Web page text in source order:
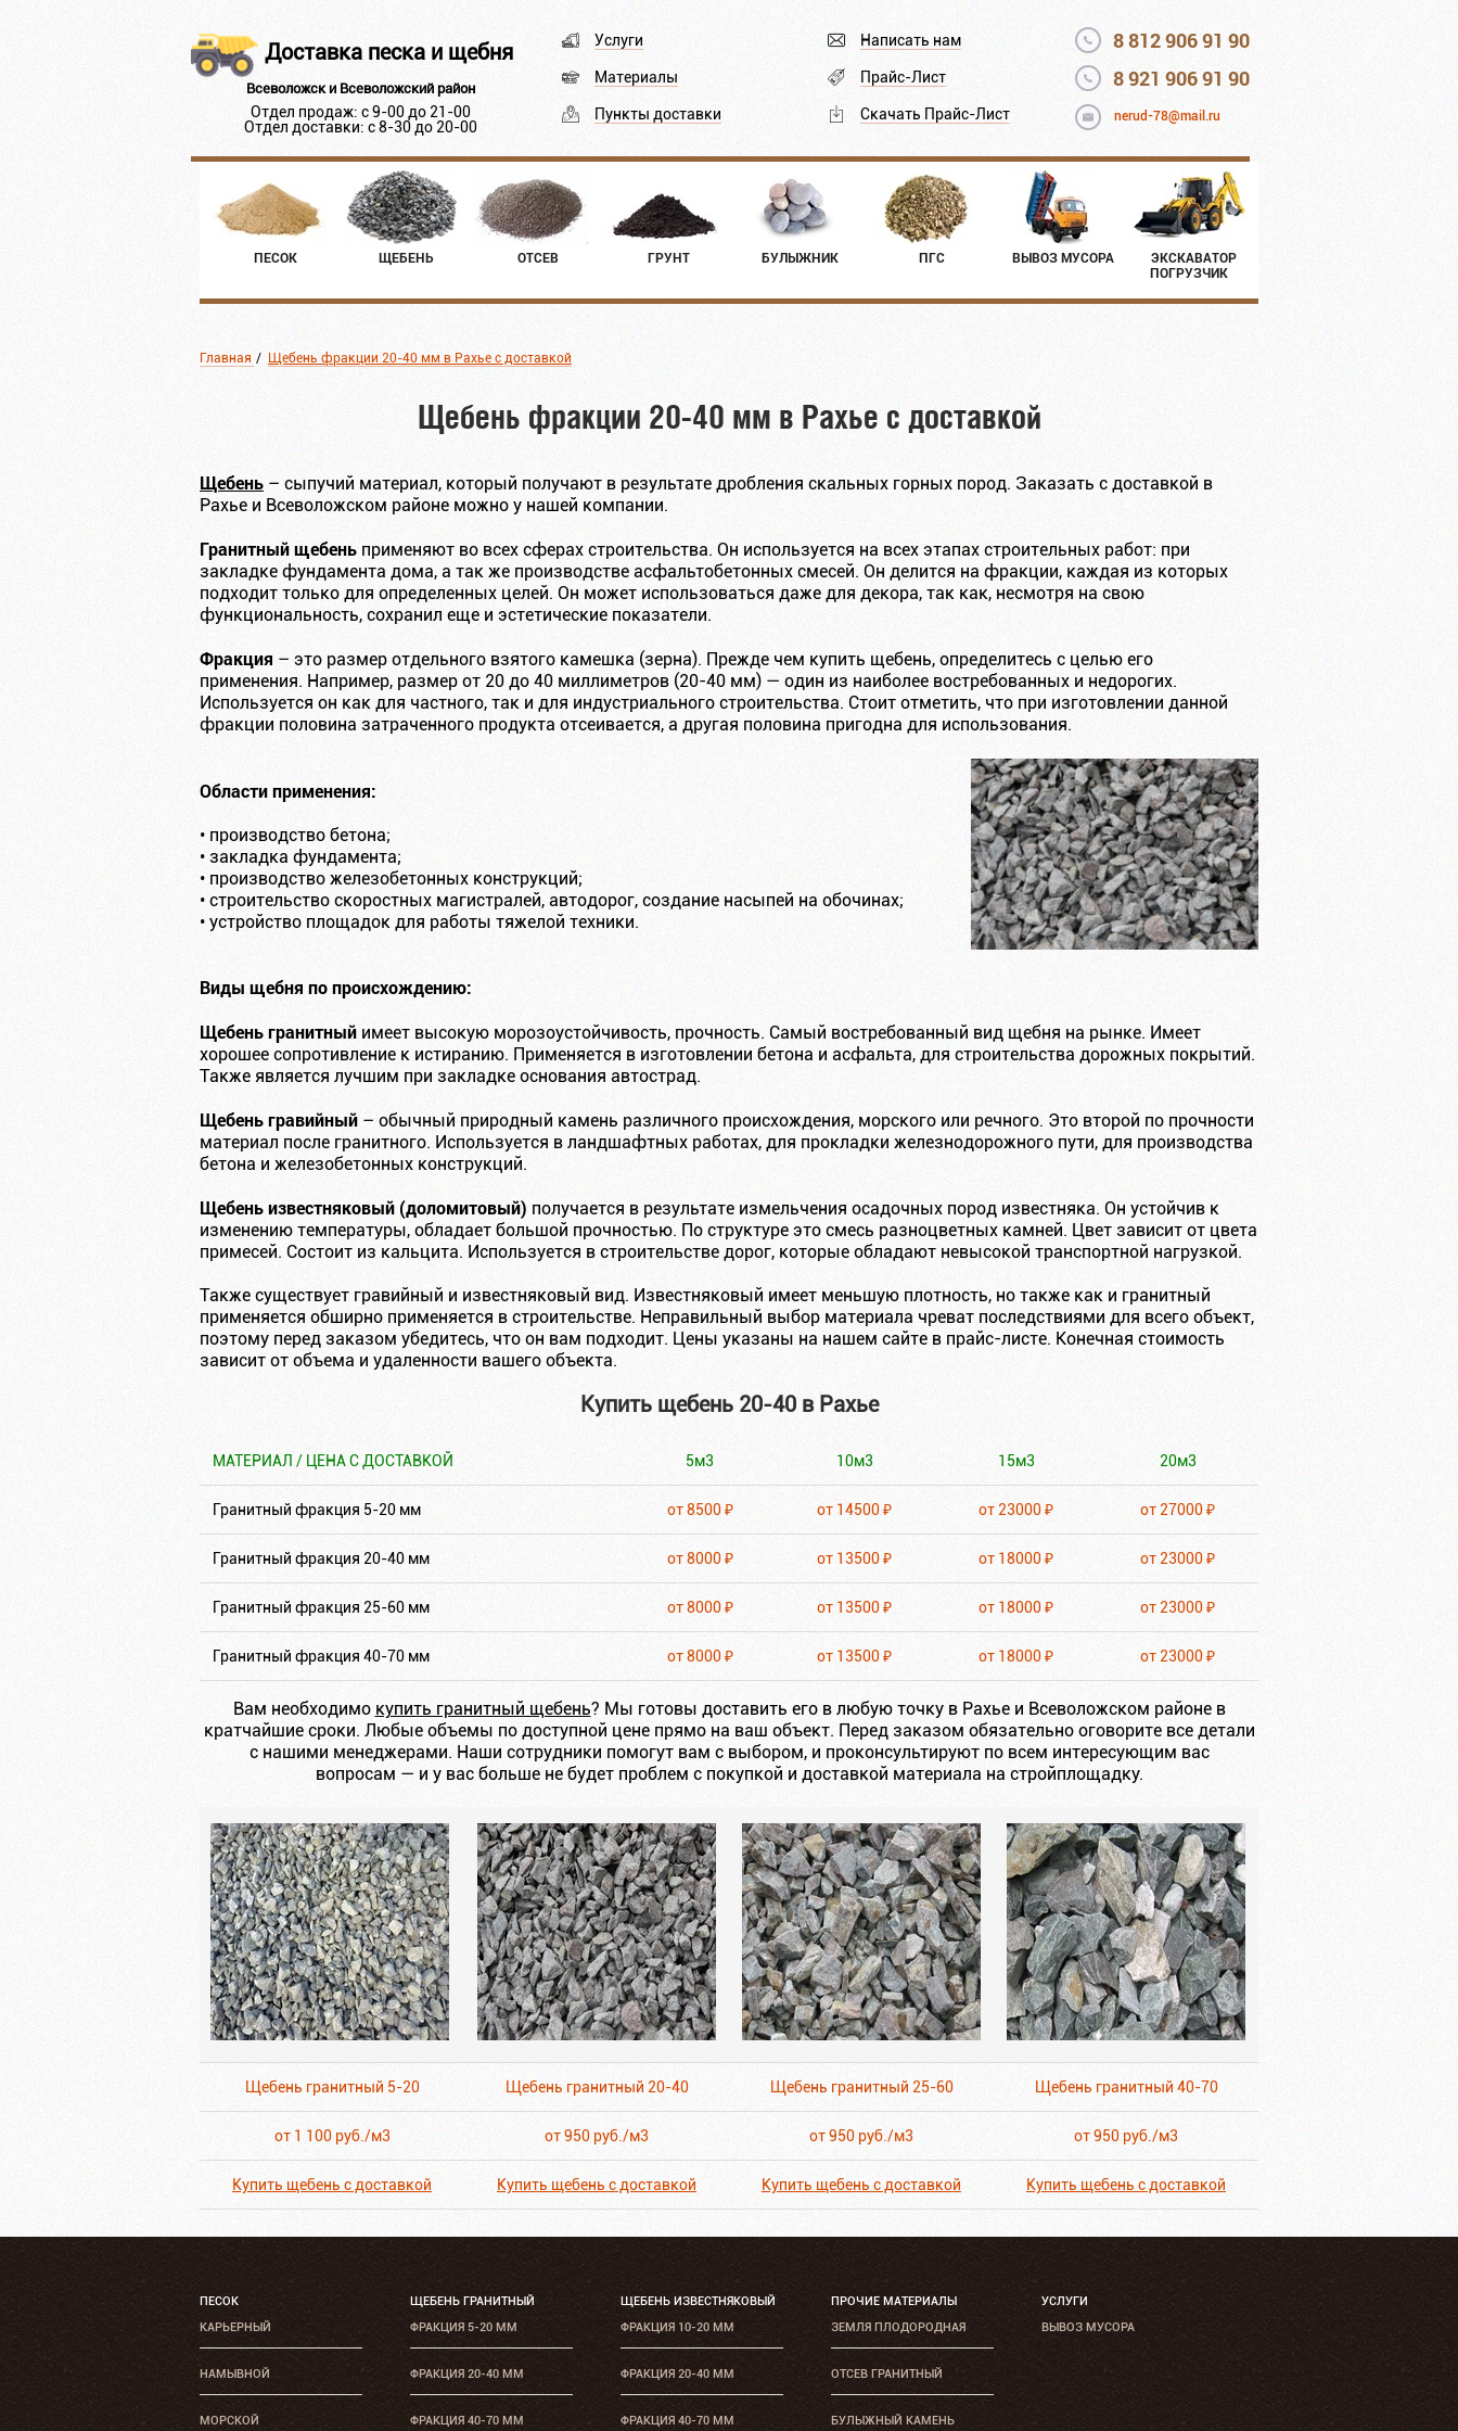
Доставка песка и щебня
Всеволожск и Всеволожский район
Отдел продаж: с 9-00 до 21-00
Отдел доставки: с 8-30 до 20-00
Услуги
Материалы
Пункты доставки
Написать нам
Прайс-Лист
Скачать Прайс-Лист
8 812 906 91 90
8 921 906 91 90
nerud-78@mail.ru
ПЕСОК ЩЕБЕНЬ ОТСЕВ ГРУНТ БУЛЫЖНИК ПГС ВЫВОЗ МУСОРА
ЭКСКАВАТОР
ПОГРУЗЧИК
Главная / Щебень фракции 20-40 мм в Рахье с доставкой
Щебень фракции 20-40 мм в Рахье с доставкой
Щебень – сыпучий материал, который получают в результате дробления скальных горных пород. Заказать с доставкой в
Рахье и Всеволожском районе можно у нашей компании.
Гранитный щебень применяют во всех сферах строительства. Он используется на всех этапах строительных работ: при
закладке фундамента дома, а так же производстве асфальтобетонных смесей. Он делится на фракции, каждая из которых
подходит только для определенных целей. Он может использоваться даже для декора, так как, несмотря на свою
функциональность, сохранил еще и эстетические показатели.
Фракция – это размер отдельного взятого камешка (зерна). Прежде чем купить щебень, определитесь с целью его
применения. Например, размер от 20 до 40 миллиметров (20-40 мм) — один из наиболее востребованных и недорогих.
Используется он как для частного, так и для индустриального строительства. Стоит отметить, что при изготовлении данной
фракции половина затраченного продукта отсеивается, а другая половина пригодна для использования.
Области применения:
• производство бетона;
• закладка фундамента;
• производство железобетонных конструкций;
• строительство скоростных магистралей, автодорог, создание насыпей на обочинах;
• устройство площадок для работы тяжелой техники.
Виды щебня по происхождению:
Щебень гранитный имеет высокую морозоустойчивость, прочность. Самый востребованный вид щебня на рынке. Имеет
хорошее сопротивление к истиранию. Применяется в изготовлении бетона и асфальта, для строительства дорожных покрытий.
Также является лучшим при закладке основания автострад.
Щебень гравийный – обычный природный камень различного происхождения, морского или речного. Это второй по прочности
материал после гранитного. Используется в ландшафтных работах, для прокладки железнодорожного пути, для производства
бетона и железобетонных конструкций.
Щебень известняковый (доломитовый) получается в результате измельчения осадочных пород известняка. Он устойчив к
изменению температуры, обладает большой прочностью. По структуре это смесь разноцветных камней. Цвет зависит от цвета
примесей. Состоит из кальцита. Используется в строительстве дорог, которые обладают невысокой транспортной нагрузкой.
Также существует гравийный и известняковый вид. Известняковый имеет меньшую плотность, но также как и гранитный
применяется обширно применяется в строительстве. Неправильный выбор материала чреват последствиями для всего объект,
поэтому перед заказом убедитесь, что он вам подходит. Цены указаны на нашем сайте в прайс-листе. Конечная стоимость
зависит от объема и удаленности вашего объекта.
Купить щебень 20-40 в Рахье
МАТЕРИАЛ / ЦЕНА С ДОСТАВКОЙ 5м3 10м3 15м3 20м3
Гранитный фракция 5-20 мм от 8500 ₽ от 14500 ₽ от 23000 ₽ от 27000 ₽
Гранитный фракция 20-40 мм от 8000 ₽ от 13500 ₽ от 18000 ₽ от 23000 ₽
Гранитный фракция 25-60 мм от 8000 ₽ от 13500 ₽ от 18000 ₽ от 23000 ₽
Гранитный фракция 40-70 мм от 8000 ₽ от 13500 ₽ от 18000 ₽ от 23000 ₽
Вам необходимо купить гранитный щебень? Мы готовы доставить его в любую точку в Рахье и Всеволожском районе в
кратчайшие сроки. Любые объемы по доступной цене прямо на ваш объект. Перед заказом обязательно оговорите все детали
с нашими менеджерами. Наши сотрудники помогут вам с выбором, и проконсультируют по всем интересующим вас
вопросам — и у вас больше не будет проблем с покупкой и доставкой материала на стройплощадку.
Щебень гранитный 5-20 Щебень гранитный 20-40 Щебень гранитный 25-60 Щебень гранитный 40-70
от 1 100 руб./м3 от 950 руб./м3 от 950 руб./м3 от 950 руб./м3
Купить щебень с доставкой Купить щебень с доставкой Купить щебень с доставкой Купить щебень с доставкой
ПЕСОК
КАРЬЕРНЫЙ
НАМЫВНОЙ
МОРСКОЙ
ЩЕБЕНЬ ГРАНИТНЫЙ
ФРАКЦИЯ 5-20 ММ
ФРАКЦИЯ 20-40 ММ
ФРАКЦИЯ 40-70 ММ
ЩЕБЕНЬ ИЗВЕСТНЯКОВЫЙ
ФРАКЦИЯ 10-20 ММ
ФРАКЦИЯ 20-40 ММ
ФРАКЦИЯ 40-70 ММ
ПРОЧИЕ МАТЕРИАЛЫ
ЗЕМЛЯ ПЛОДОРОДНАЯ
ОТСЕВ ГРАНИТНЫЙ
БУЛЫЖНЫЙ КАМЕНЬ
УСЛУГИ
ВЫВОЗ МУСОРА